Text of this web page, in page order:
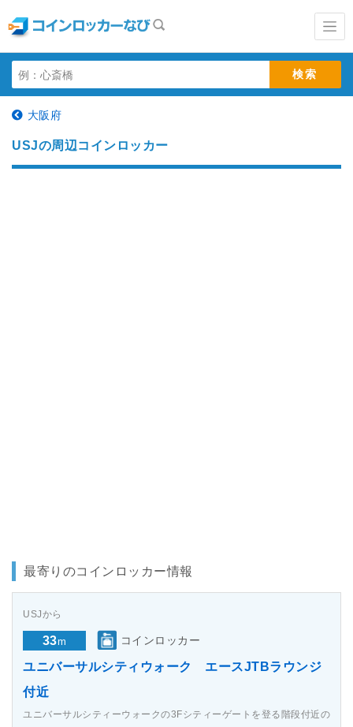
大阪府
USJの周辺コインロッカー
最寄りのコインロッカー情報
USJから
33m コインロッカー
ユニバーサルシティウォーク エースJTBラウンジ
付近
ユニバーサルシティーウォークの3Fシティーゲートを登る階段付近の